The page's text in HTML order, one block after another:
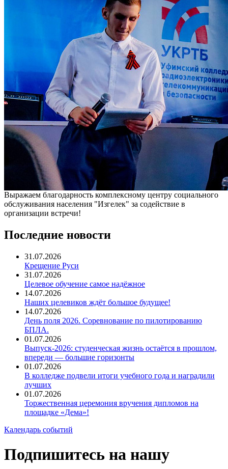
Выражаем благодарность комплексному центру социального
обслуживания населения "Изгелек" за содействие в
организации встречи!
Последние новости
31.07.2026
Крещение Руси
31.07.2026
Целевое обучение самое надёжное
14.07.2026
Наших целевиков ждёт большое будущее!
14.07.2026
День поля 2026. Соревнование по пилотированию
БПЛА.
01.07.2026
Выпуск-2026: студенческая жизнь остаётся в прошлом,
впереди — большие горизонты
01.07.2026
В колледже подвели итоги учебного года и наградили
лучших
01.07.2026
Торжественная церемония вручения дипломов на
площадке «Дема»!
Календарь событий
Подпишитесь на нашу